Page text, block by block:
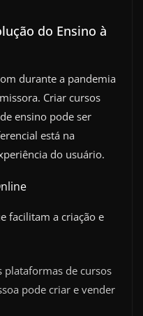
do Ensino à
durante a pandemia
Criar cursos
ensino pode ser
está na
do usuário.
facilitam a criação e
plataformas de cursos
pode criar e vender